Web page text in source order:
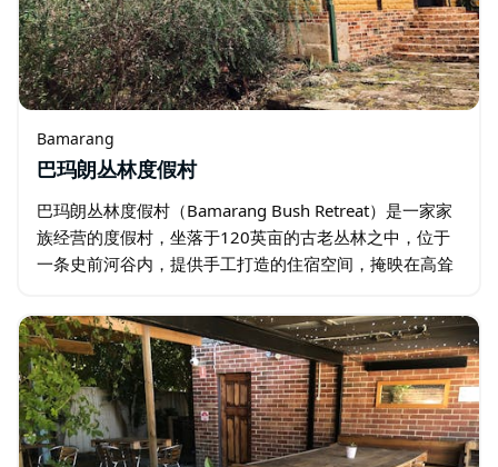
Bamarang
巴玛朗丛林度假村
巴玛朗丛林度假村（Bamarang Bush Retreat）是一家家
族经营的度假村，坐落于120英亩的古老丛林之中，位于
一条史前河谷内，提供手工打造的住宿空间，掩映在高耸
程。…